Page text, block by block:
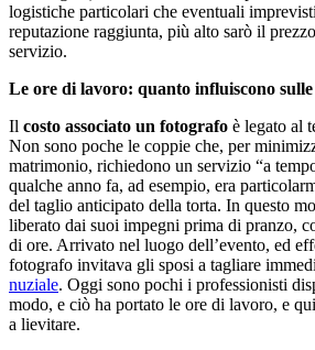
logistiche particolari che eventuali
reputazione raggiunta, più alto sarò il
servizio.
Le ore di lavoro: quanto influiscono
Il costo associato un fotografo è legato al
Non sono poche le coppie che, per
matrimonio, richiedono un servizio “a
qualche anno fa, ad esempio, era
del taglio anticipato della torta. In questo
liberato dai suoi impegni prima di pranzo,
di ore. Arrivato nel luogo dell’evento, ed
fotografo invitava gli sposi a tagliare
nuziale. Oggi sono pochi i professionisti
modo, e ciò ha portato le ore di lavoro, e
a lievitare.